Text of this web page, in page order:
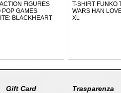
ACTION FIGURES
POP GAMES
BLACKHEART
T-SHIRT FUNKO
WARS HAN
XL
Gift Card Trasparenza